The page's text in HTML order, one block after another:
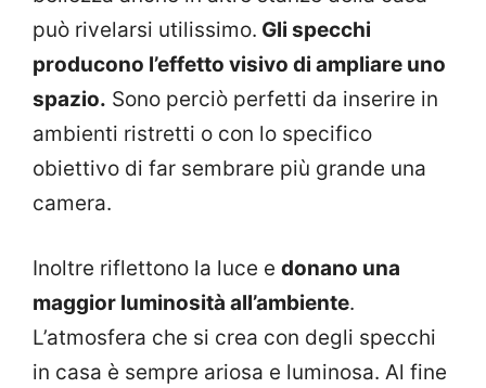
può rivelarsi utilissimo. Gli specchi
producono l’effetto visivo di ampliare uno
spazio. Sono perciò perfetti da inserire in
ambienti ristretti o con lo specifico
obiettivo di far sembrare più grande una
camera.
Inoltre riflettono la luce e donano una
maggior luminosità all’ambiente.
L’atmosfera che si crea con degli specchi
in casa è sempre ariosa e luminosa. Al fine